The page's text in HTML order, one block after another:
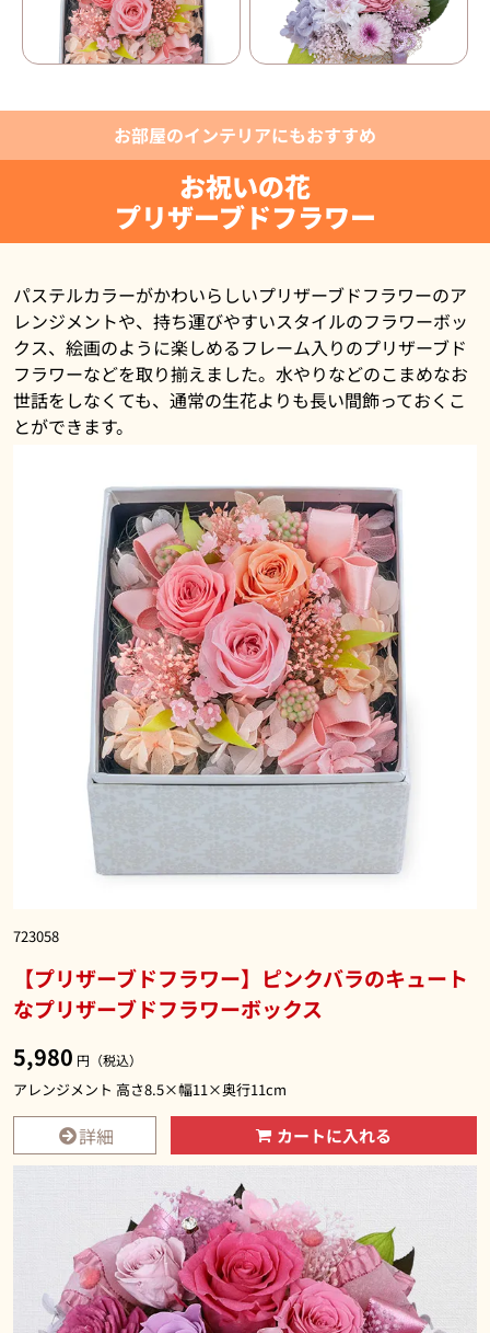
お部屋のインテリアにもおすすめ
お祝いの花
プリザーブドフラワー
パステルカラーがかわいらしいプリザーブドフラワーのア
レンジメントや、持ち運びやすいスタイルのフラワーボッ
クス、絵画のように楽しめるフレーム入りのプリザーブド
フラワーなどを取り揃えました。水やりなどのこまめなお
世話をしなくても、通常の生花よりも長い間飾っておくこ
とができます。
723058
【プリザーブドフラワー】ピンクバラのキュート
なプリザーブドフラワーボックス
5,980 円（税込）
アレンジメント 高さ8.5×幅11×奥行11cm
詳細 カートに入れる